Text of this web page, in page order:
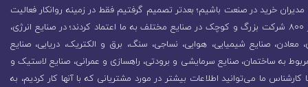
خرید در صنعت باشیم؛ بعدتر تصمیم گرفتیم فقط در زمینه روانکار فعالیت
کنیم که باعث رشد روزافزون مجموعه شد. در همین راستا بیش از 800 شرکت بزرگ و کوچک در صنایع مختلف به ما اعتماد کردند؛ در صنایع انرژی،
معادن، صنایع شیمیایی، هوایی، نساجی، سنگ، برق و الکتریک، دریایی، صنایع
به ساختمان، صنایع سرمایشی و برودتی، راهسازی و عمرانی، صنایع لاستیک و
کارشناس ما می‌توانید اطلاعات بیشتر در مورد مشتریانی که با آنها کار کردیم، به